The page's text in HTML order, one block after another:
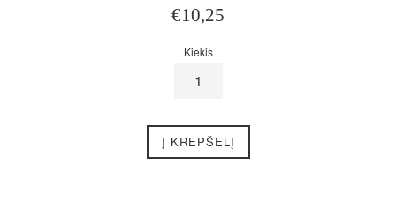
Įprasta
€10,25
Kiekis
Į KREPŠELĮ